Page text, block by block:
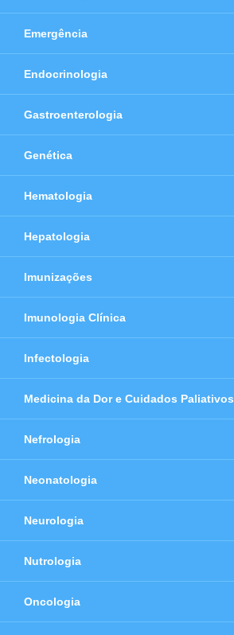
Emergência
Endocrinologia
Gastroenterologia
Genética
Hematologia
Hepatologia
Imunizações
Imunologia Clínica
Infectologia
Medicina da Dor e Cuidados Paliativos
Nefrologia
Neonatologia
Neurologia
Nutrologia
Oncologia